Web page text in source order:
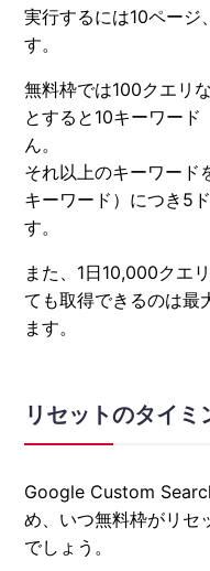
実行するには10ページ
す。
無料枠では100クエリ
とすると10キーワー
ん。
それ以上のキーワード
キーワード）につき5
す。
また、1日10,000クエ
ても取得できるのは最
ます。
リセットのタイミ
Google Custom
め、いつ無料枠がリセ
でしょう。